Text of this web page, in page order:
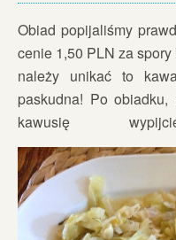
Obiad popijaliśmy
cenie 1,50 PLN za
należy unikać to
paskudna! Po
kawusię